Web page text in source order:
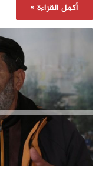
أكمل القراءة »